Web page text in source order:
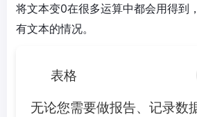
将文本变0在很多运算中都会用得到
有文本的情况。
表格
无论您需要做报告、记录数